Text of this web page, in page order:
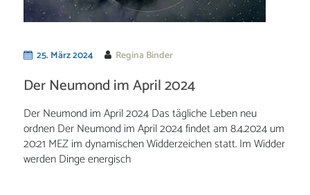
25. März 2024 Regina Binder
Der Neumond im April 2024
Der Neumond im April 2024 Das tägliche Leben neu
ordnen Der Neumond im April 2024 findet am 8.4.2024 um
20:21 MEZ im dynamischen Widderzeichen statt. Im Widder
werden Dinge energisch